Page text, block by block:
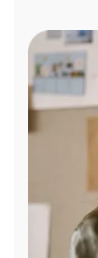
Administrar
cuenta
Encuentra
tienda